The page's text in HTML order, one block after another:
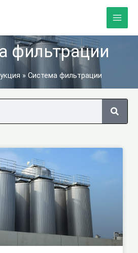
фильтрации
Система фильтрации